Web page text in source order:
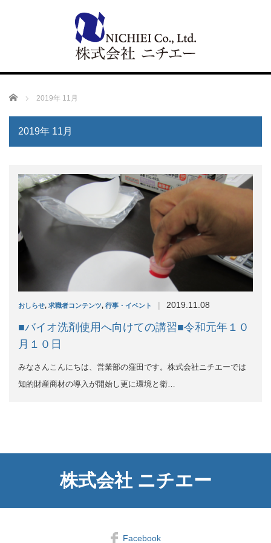
Home 2019年 11月
2019年 11月
おしらせ, 求職者コンテンツ, 行事・イベント | 2019.11.08
■バイオ洗剤使用へ向けての講習■令和元年１０
月１０日
みなさんこんにちは、営業部の窪田です。株式会社ニチエーでは
知的財産商材の導入が開始し更に環境と衛…
株式会社 ニチエー
Facebook